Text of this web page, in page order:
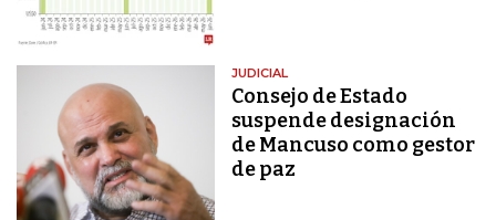
JUDICIAL
Consejo de Estado
suspende designación
de Mancuso como gestor
de paz